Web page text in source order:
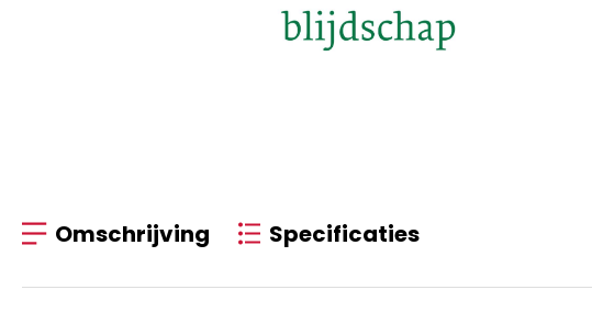
Omschrijving Specificaties